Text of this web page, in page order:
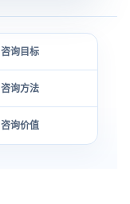
咨询目标
咨询方法
咨询价值